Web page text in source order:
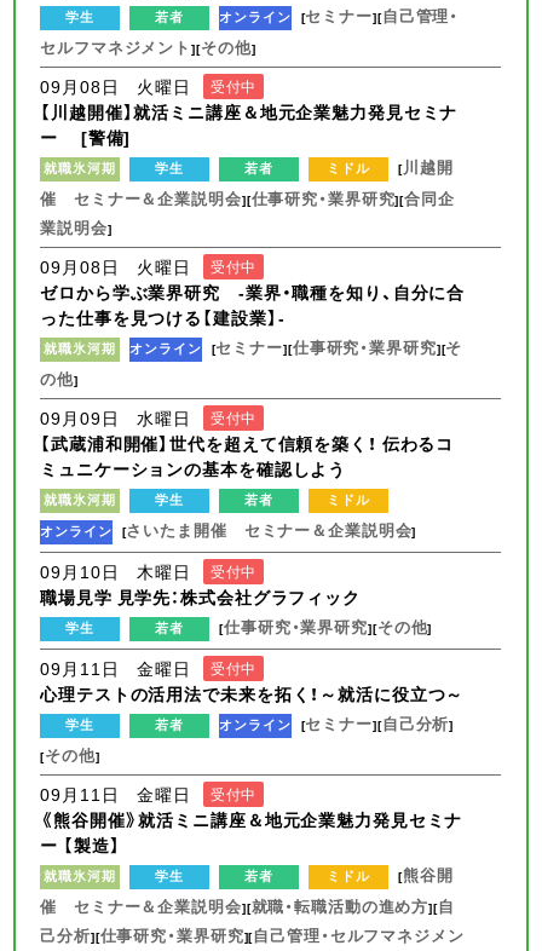
学生 若者 オンライン [セミナー][自己管理・
セルフマネジメント][その他]
09月08日 火曜日 受付中
【川越開催】就活ミニ講座＆地元企業魅力発見セミナ
ー [警備]
就職氷河期 学生 若者 ミドル [川越開
催 セミナー＆企業説明会][仕事研究・業界研究][合同企
業説明会]
09月08日 火曜日 受付中
ゼロから学ぶ業界研究 -業界・職種を知り、自分に合
った仕事を見つける【建設業】-
就職氷河期 オンライン [セミナー][仕事研究・業界研究][そ
の他]
09月09日 水曜日 受付中
【武蔵浦和開催】世代を超えて信頼を築く！ 伝わるコ
ミュニケーションの基本を確認しよう
就職氷河期 学生 若者
ミドル
オンライン [さいたま開催 セミナー＆企業説明会]
09月10日 木曜日 受付中
職場見学 見学先：株式会社グラフィック
学生 若者 [仕事研究・業界研究][その他]
09月11日 金曜日 受付中
心理テストの活用法で未来を拓く！～就活に役立つ～
学生 若者 オンライン [セミナー][自己分析]
[その他]
09月11日 金曜日 受付中
《熊谷開催》就活ミニ講座＆地元企業魅力発見セミナ
ー 【製造】
就職氷河期 学生 若者 ミドル [熊谷開
催 セミナー＆企業説明会][就職・転職活動の進め方][自
己分析][仕事研究・業界研究][自己管理・セルフマネジメン